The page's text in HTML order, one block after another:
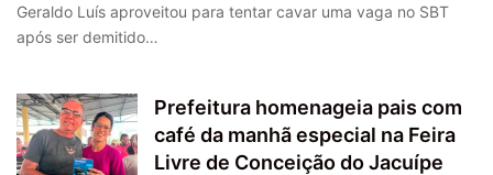
Geraldo Luís aproveitou para tentar cavar uma vaga no SBT
após ser demitido…
Prefeitura homenageia pais com
café da manhã especial na Feira
Livre de Conceição do Jacuípe